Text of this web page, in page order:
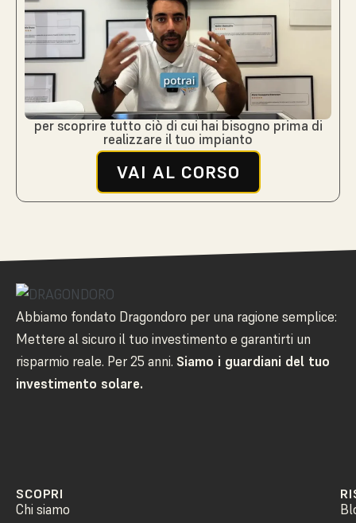
per scoprire tutto ciò di cui hai bisogno prima di
realizzare il tuo impianto
VAI AL CORSO
Abbiamo fondato Dragondoro per una ragione semplice:
Mettere al sicuro il tuo investimento e garantirti un
risparmio reale. Per 25 anni. Siamo i guardiani del tuo
investimento solare.
SCOPRI
Chi siamo